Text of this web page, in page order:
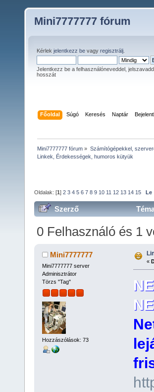
Mini7777777 fórum
Kérlek jelentkezz be vagy regisztrálj
Jelentkezz be a felhasználóneveddel,
hosszát
Főoldal Súgó Keresés Naptár
Mini7777777 fórum » Számítógépekkel,
Linkek, Érdekességek, humoros kütyük
Oldalak: [1 ] 2 3 4 5 6 7 8 9 10 11 12 13 14 15 Le
Szerző
0 Felhasználó és 1
Mini7777777
Mini7777777 server
Adminisztrátor
Törzs "Tag"
Hozzászólások: 73
«